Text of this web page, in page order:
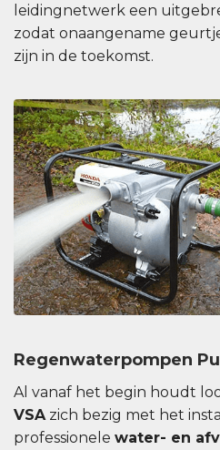
leidingnetwerk een
zodat onaangename
zijn in de toekomst.
Regenwaterpompen
Al vanaf het begin houdt
VSAzich bezig met het
professionele water- en